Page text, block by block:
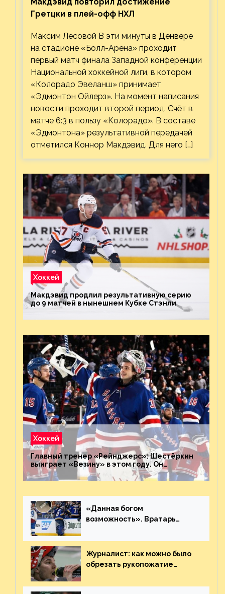
Гретцки в плей-офф НХЛ
Максим Лесовой В эти минуты в Денвере
на стадионе «Болл-Арена» проходит
первый матч финала Западной конференции
Национальной хоккейной лиги, в котором
«Колорадо Эвеланш» принимает
«Эдмонтон Ойлерз». На момент написания
новости проходит второй период. Счёт в
матче 6:3 в пользу «Колорадо». В составе
«Эдмонтона» результативной передачей
отметился Коннор Макдэвид. Для него […]
Хоккей
Макдэвид продлил результативную серию
до 9 матчей в нынешнем Кубке Стэнли
Хоккей
Главный тренер «Рейнджерс»: Шестёркин
выиграет «Везину» в этом году. Он
невероятен
«Данная богом
возможность». Вратарь
броске бутылкой в Кадри
Журналист: как можно было
обрезать рукопожатие
Плохая работа, ESPN